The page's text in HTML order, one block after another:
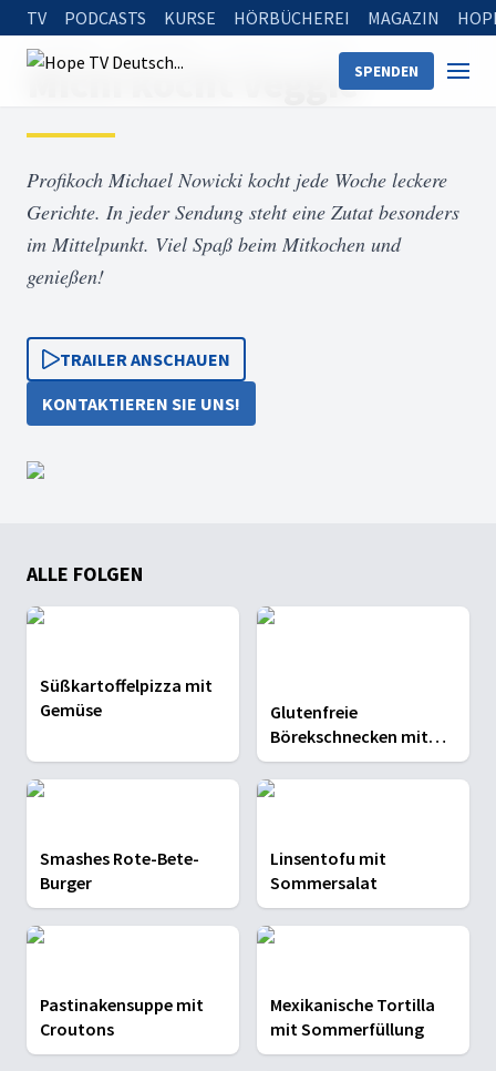
TV PODCASTS KURSE HÖRBÜCHEREI MAGAZIN
SPENDEN
Startseite Michi kocht Veggie
Michi kocht Veggie
Profikoch Michael Nowicki kocht jede Woche leckere
Gerichte. In jeder Sendung steht eine Zutat besonders
im Mittelpunkt. Viel Spaß beim Mitkochen und
genießen!
TRAILER ANSCHAUEN
KONTAKTIEREN SIE UNS!
ALLE FOLGEN
Süßkartoffelpizza mit
Gemüse
Glutenfreie
Börekschnecken mit
Spargelsalat
Smashes Rote-Bete-
Burger
Linsentofu mit
Sommersalat
Pastinakensuppe mit
Croutons
Mexikanische Tortilla
mit Sommerfüllung